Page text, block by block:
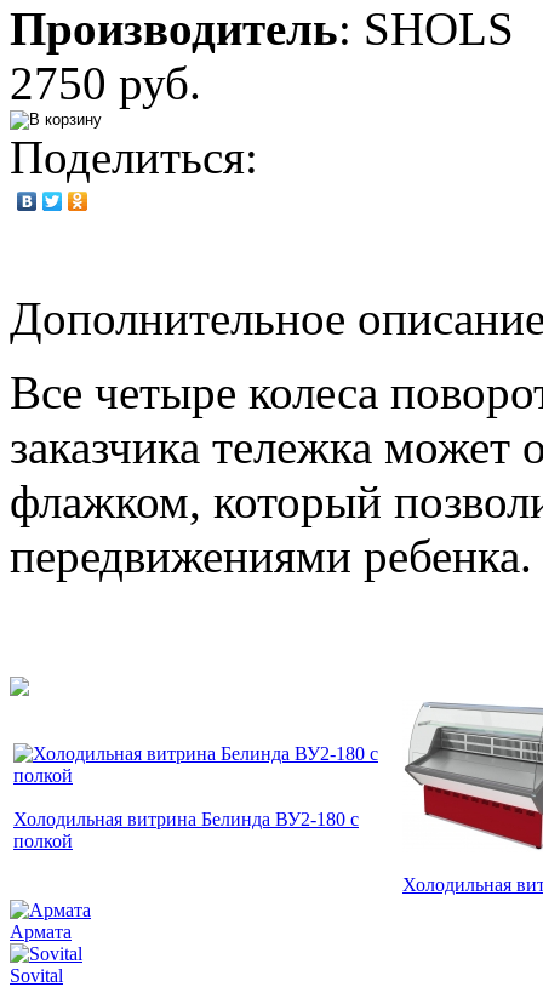
Производитель: SHOLS
2750 руб.
Поделиться:
Дополнительное
Все четыре колеса
заказчика тележка может
флажком, который
передвижениями ребенка.
Холодильная витрина Белинда ВУ2-180 с
полкой
Холодильная
Армата
Sovital